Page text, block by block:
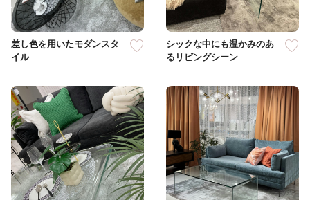
差し色を用いたモダンスタ
イル
シックな中にも温かみのあ
るリビングシーン